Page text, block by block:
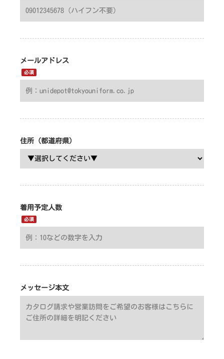
メールアドレス
必須
住所（都道府県）
着用予定人数
必須
メッセージ本文